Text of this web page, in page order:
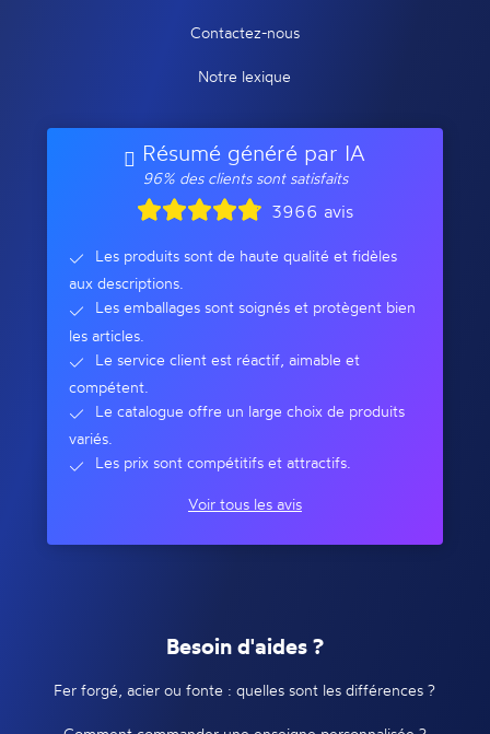
Contactez-nous
Notre lexique
Résumé généré par IA
96% des clients sont satisfaits
3966 avis
Les produits sont de haute qualité et fidèles
aux descriptions.
Les emballages sont soignés et protègent bien
les articles.
Le service client est réactif, aimable et
compétent.
Le catalogue offre un large choix de produits
variés.
Les prix sont compétitifs et attractifs.
Voir tous les avis
Besoin d'aides ?
Fer forgé, acier ou fonte : quelles sont les différences ?